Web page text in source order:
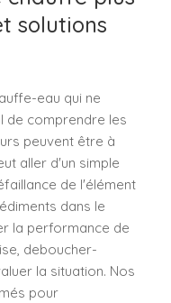
solutions
eau qui ne
de comprendre les
peuvent être à
aller d'un simple
de l'élément
dans le
la performance de
deboucher-
la situation. Nos
pour